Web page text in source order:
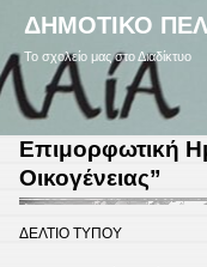
ΔΗΜΟΤΙΚΟ
Το σχολείο μας στο Διαδίκτυο
Επιμορφωτική
Οικογένειας”
ΔΕΛΤΙΟ ΤΥΠΟΥ